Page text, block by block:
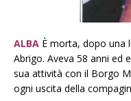
ALBA È morta, dopo una
Abrigo. Aveva 58 anni ed
sua attività con il Borgo
ogni uscita della